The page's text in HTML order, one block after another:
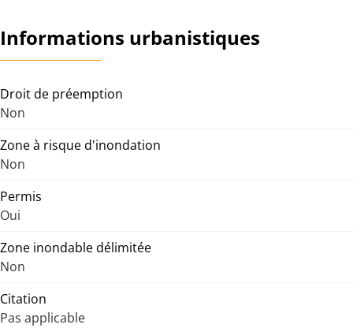
Informations urbanistiques
Droit de préemption
Non
Zone à risque d'inondation
Non
Permis
Oui
Zone inondable délimitée
Non
Citation
Pas applicable